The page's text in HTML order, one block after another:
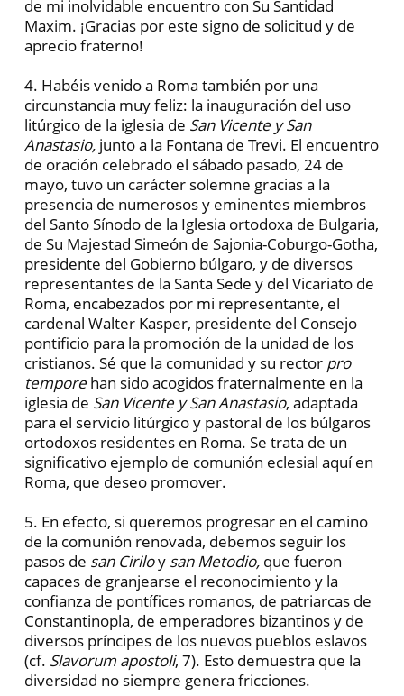
de mi inolvidable encuentro con Su Santidad
Maxim. ¡Gracias por este signo de solicitud y de
aprecio fraterno!
4. Habéis venido a Roma también por una
circunstancia muy feliz: la inauguración del uso
litúrgico de la iglesia de San Vicente y San
Anastasio, junto a la Fontana de Trevi. El encuentro
de oración celebrado el sábado pasado, 24 de
mayo, tuvo un carácter solemne gracias a la
presencia de numerosos y eminentes miembros
del Santo Sínodo de la Iglesia ortodoxa de Bulgaria,
de Su Majestad Simeón de Sajonia-Coburgo-Gotha,
presidente del Gobierno búlgaro, y de diversos
representantes de la Santa Sede y del Vicariato de
Roma, encabezados por mi representante, el
cardenal Walter Kasper, presidente del Consejo
pontificio para la promoción de la unidad de los
cristianos. Sé que la comunidad y su rector pro
temporehan sido acogidos fraternalmente en la
iglesia de San Vicente y San Anastasio, adaptada
para el servicio litúrgico y pastoral de los búlgaros
ortodoxos residentes en Roma. Se trata de un
significativo ejemplo de comunión eclesial aquí en
Roma, que deseo promover.
5. En efecto, si queremos progresar en el camino
de la comunión renovada, debemos seguir los
pasos de san Ciriloy san Metodio, que fueron
capaces de granjearse el reconocimiento y la
confianza de pontífices romanos, de patriarcas de
Constantinopla, de emperadores bizantinos y de
diversos príncipes de los nuevos pueblos eslavos
(cf. Slavorum apostoli, 7). Esto demuestra que la
diversidad no siempre genera fricciones.